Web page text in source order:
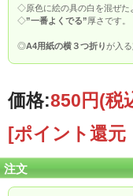
◇原色に絵の具の白を混ぜた
◇”一番よくでる”厚さです。
◎A4用紙の横３つ折りが入る
価格:850円(税
[ポイント還
注文